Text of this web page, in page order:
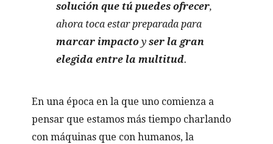
solución que tú puedes ofrecer,
ahora toca estar preparada para
marcar impacto yser la gran
elegida entre la multitud.
En una época en la que uno comienza a
pensar que estamos más tiempo charlando
con máquinas que con humanos, la